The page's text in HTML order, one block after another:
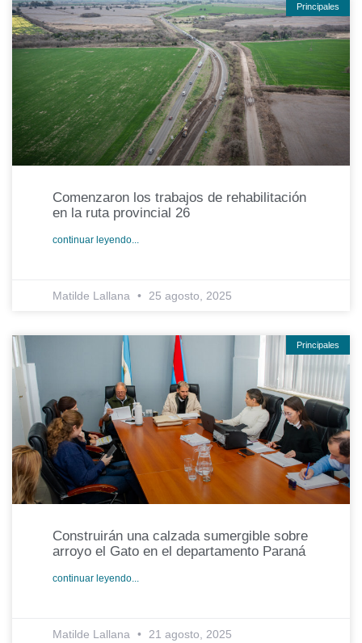
Principales
Comenzaron los trabajos de rehabilitación
en la ruta provincial 26
continuar leyendo...
Matilde Lallana 25 agosto, 2025
Principales
Construirán una calzada sumergible sobre
arroyo el Gato en el departamento Paraná
continuar leyendo...
Matilde Lallana 21 agosto, 2025